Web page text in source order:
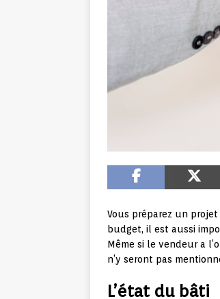
Vous préparez un
budget, il est aussi
Même si le vendeur a
n’y seront pas
L’état du bâti